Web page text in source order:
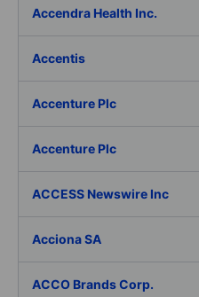
Accendra Health Inc.
Accentis
Accenture Plc
Accenture Plc
ACCESS Newswire Inc
Acciona SA
ACCO Brands Corp.